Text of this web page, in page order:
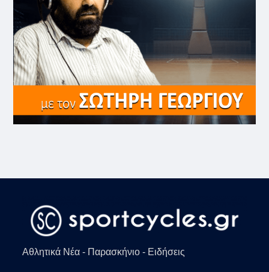
Αθλητικά Νέα - Παρασκήνιο - Ειδήσεις